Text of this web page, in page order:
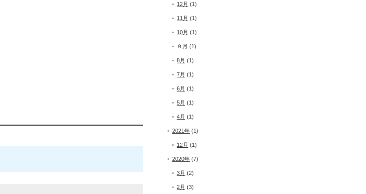
12月 (1)
11月 (1)
10月 (1)
９月 (1)
8月 (1)
7月 (1)
6月 (1)
5月 (1)
4月 (1)
2021年 (1)
12月 (1)
2020年 (7)
3月 (2)
2月 (3)